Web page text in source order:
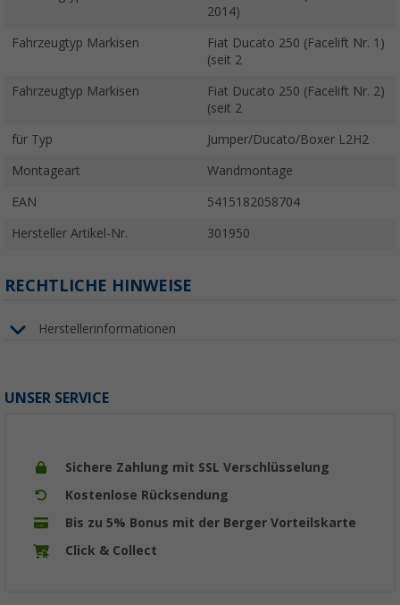
2014)
Fahrzeugtyp Markisen
Fiat Ducato 250 (Facelift Nr. 1)
(seit 2
Fahrzeugtyp Markisen
Fiat Ducato 250 (Facelift Nr. 2)
(seit 2
für Typ Jumper/Ducato/Boxer L2H2
Montageart Wandmontage
EAN 5415182058704
Hersteller Artikel-Nr. 301950
RECHTLICHE HINWEISE
Herstellerinformationen
UNSER SERVICE
Sichere Zahlung mit SSL Verschlüsselung
Kostenlose Rücksendung
Bis zu 5% Bonus mit der Berger Vorteilskarte
Click & Collect